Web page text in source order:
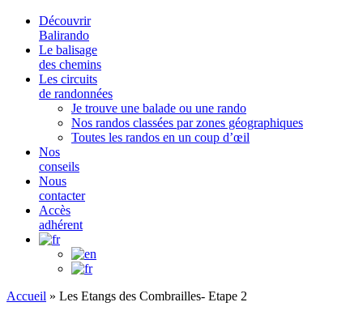
Découvrir
Balirando
Le balisage
des chemins
Les circuits
de randonnées
Je trouve une balade ou une rando
Nos randos classées par zones géographiques
Toutes les randos en un coup d’œil
Nos
conseils
Nous
contacter
Accès
adhérent
Accueil » Les Etangs des Combrailles- Etape 2